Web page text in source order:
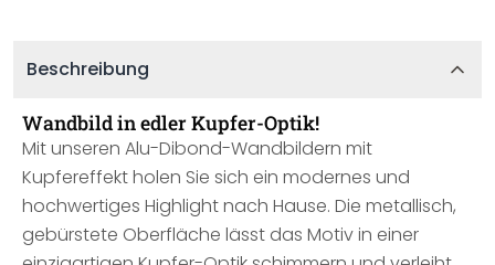
Beschreibung
Wandbild in edler Kupfer-Optik!
Mit unseren Alu-Dibond-Wandbildern mit
Kupfereffekt holen Sie sich ein modernes und
hochwertiges Highlight nach Hause. Die metallisch,
gebürstete Oberfläche lässt das Motiv in einer